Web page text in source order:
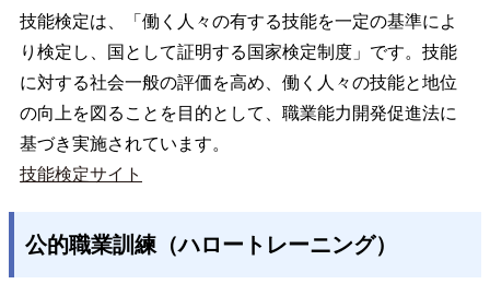
技能検定は、「働く人々の有する技能を一定の基準によ
り検定し、国として証明する国家検定制度」です。技能
に対する社会一般の評価を高め、働く人々の技能と地位
の向上を図ることを目的として、職業能力開発促進法に
基づき実施されています。
技能検定サイト
公的職業訓練（ハロートレーニング）